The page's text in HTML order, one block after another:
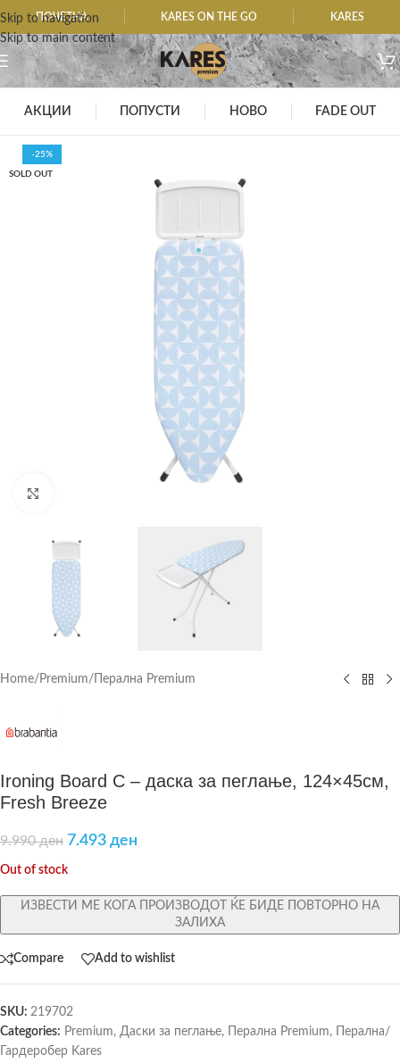
Skip to navigation
Skip to main content
ПОЧЕТНА KARES ON THE GO KARES
АКЦИИ ПОПУСТИ НОВО FADE OUT
-25%
SOLD OUT
Home/ Premium/ Перална Premium
Ironing Board C – даска за пеглање, 124×45см,
Fresh Breeze
9.990ден 7.493 ден
Out of stock
ИЗВЕСТИ МЕ КОГА ПРОИЗВОДОТ ЌЕ БИДЕ ПОВТОРНО НА
ЗАЛИХА
Compare Add to wishlist
SKU: 219702
Categories: Premium, Даски за пеглање, Перална Premium,
Перална/
Гардеробер Kares